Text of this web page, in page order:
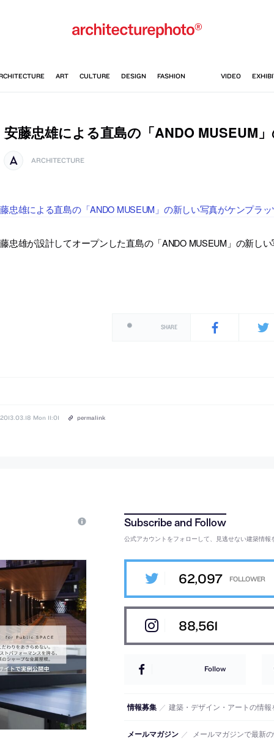
安藤忠雄による直島の「ANDO MUSEUM
ARCHITECTURE
忠雄による直島の「ANDO MUSEUM」の新しい写真がケンプラ
忠雄が設計してオープンした直島の「ANDO MUSEUM」の新し
SHARE
2013.03.18 Mon 11:01 permalink
公式アカウントをフォローして、見逃せない建築情報
62,097
88,561
Follow
情報募集 ／ 建築・デザイン・アートの情報
メールマガジン ／ メールマガジンで最新